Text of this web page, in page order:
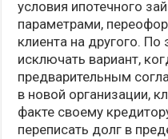
условия ипотечного
параметрами,
клиента на другого. По
исключать вариант,
предварительным
в новой организации,
факте своему
переписать долг в